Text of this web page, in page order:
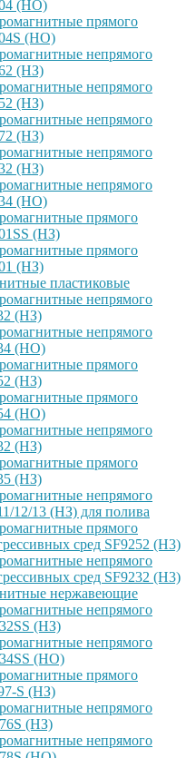
(НО)
прямого
(НО)
непрямого
(НЗ)
непрямого
(НЗ)
непрямого
(НЗ)
непрямого
(НЗ)
непрямого
(НО)
прямого
(НЗ)
прямого
(НЗ)
пластиковые
непрямого
(НЗ)
непрямого
(НО)
прямого
(НЗ)
прямого
(НО)
непрямого
(НЗ)
прямого
(НЗ)
непрямого
12/13 (НЗ) для полива
прямого
сред SF9252 (H3)
непрямого
сред SF9232 (H3)
нержавеющие
непрямого
(НЗ)
непрямого
(НО)
прямого
S (НЗ)
непрямого
(НЗ)
непрямого